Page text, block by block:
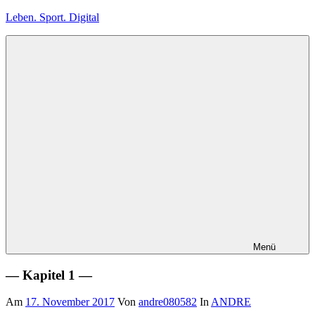
Zum
Leben. Sport. Digital
Menü
— Kapitel 1 —
Am 17. November 2017 Von andre080582 InANDRE